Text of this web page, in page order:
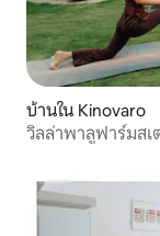
บ้านใน Kinovaro
วิลล่าพาลูฟาร์มสเ